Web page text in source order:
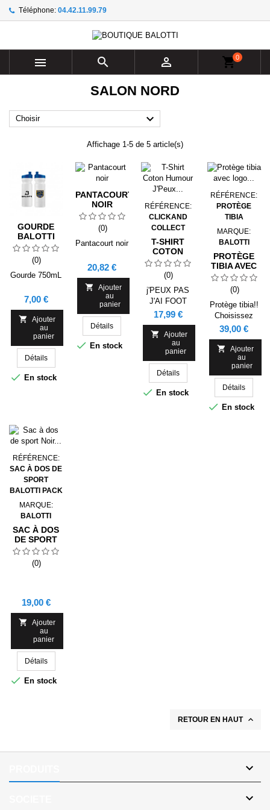
Téléphone: 04.42.11.99.79
   shopping_cart0
SALON NORD
Choisir 
Affichage 1-5 de 5 article(s)
GOURDE
BALOTTI
BLEU
SALON
NORD
(0)
Gourde 750mL
Prix
7,00 €

Ajouter
au
panier
Détails
 En stock
PANTACOURT
NOIR
(0)
Pantacourt noir
Prix
20,82 €

Ajouter
au
panier
Détails
 En stock
RÉFÉRENCE:
CLICKAND
COLLECT
T-SHIRT
COTON
HUMOUR
J'PEUX PAS
J'AI FOOT
(0)
j'PEUX PAS
J'AI FOOT
Prix
17,99 €

Ajouter
au
panier
Détails
 En stock
RÉFÉRENCE:
PROTÈGE
TIBIA
MARQUE:
BALOTTI
PROTÈGE
TIBIA AVEC
LOGO CLUB
SALON
NORD
(0)
Protège tibia!!
Choisissez
d'inscrire votre
numéro ou bien
votre nom et le
logo de votre
club!
Prix
39,00 €

Ajouter
au
panier
Détails
 En stock
RÉFÉRENCE:
SAC À DOS DE
SPORT
BALOTTI PACK
MARQUE:
BALOTTI
SAC À DOS
DE SPORT
NOIR
BALOTTI
PACK
(0)
Prix
19,00 €

Ajouter
au
panier
Détails
 En stock
RETOUR EN HAUT 


Ajouter à ma liste d'envies ×
add_circle_outline Create new list
((modalTitle)) ×
((cancelText)) ((modalDeleteText))
((title)) ×
((label))
((cancelText))
Connexion ×
votre liste d'envies.